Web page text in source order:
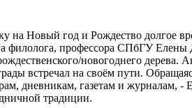
на Новый год и Рождество долгое
филолога, профессора СПбГУ
новогоднего дерева.
встречал на своём пути.
дневникам, газетам и журналам,
традиции.